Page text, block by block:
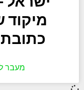
מיקוד
מעבר